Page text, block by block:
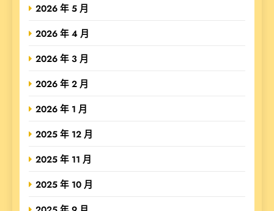
2026 年 5 月
2026 年 4 月
2026 年 3 月
2026 年 2 月
2026 年 1 月
2025 年 12 月
2025 年 11 月
2025 年 10 月